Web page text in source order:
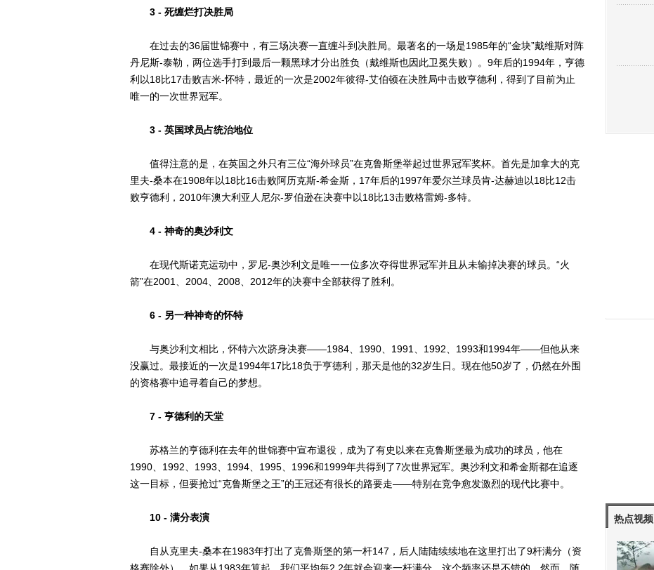
3 - 死缠烂打决胜局
在过去的36届世锦赛中，有三场决赛一直缠斗到决胜局。最著名的一场是1985年的“金块”戴维斯对阵
丹尼斯-泰勒，两位选手打到最后一颗黑球才分出胜负（戴维斯也因此卫冕失败）。9年后的1994年，亨德
利以18比17击败吉米-怀特，最近的一次是2002年彼得-艾伯顿在决胜局中击败亨德利，得到了目前为止
唯一的一次世界冠军。
3 - 英国球员占统治地位
值得注意的是，在英国之外只有三位“海外球员”在克鲁斯堡举起过世界冠军奖杯。首先是加拿大的克
里夫-桑本在1908年以18比16击败阿历克斯-希金斯，17年后的1997年爱尔兰球员肯-达赫迪以18比12击
败亨德利，2010年澳大利亚人尼尔-罗伯逊在决赛中以18比13击败格雷姆-多特。
4 - 神奇的奥沙利文
在现代斯诺克运动中，罗尼-奥沙利文是唯一一位多次夺得世界冠军并且从未输掉决赛的球员。“火
箭”在2001、2004、2008、2012年的决赛中全部获得了胜利。
6 - 另一种神奇的怀特
与奥沙利文相比，怀特六次跻身决赛——1984、1990、1991、1992、1993和1994年——但他从来
没赢过。最接近的一次是1994年17比18负于亨德利，那天是他的32岁生日。现在他50岁了，仍然在外围
的资格赛中追寻着自己的梦想。
7 - 亨德利的天堂
苏格兰的亨德利在去年的世锦赛中宣布退役，成为了有史以来在克鲁斯堡最为成功的球员，他在
1990、1992、1993、1994、1995、1996和1999年共得到了7次世界冠军。奥沙利文和希金斯都在追逐
这一目标，但要抢过“克鲁斯堡之王”的王冠还有很长的路要走——特别在竞争愈发激烈的现代比赛中。
10 - 满分表演
自从克里夫-桑本在1983年打出了克鲁斯堡的第一杆147，后人陆陆续续地在这里打出了9杆满分（资
热点视频